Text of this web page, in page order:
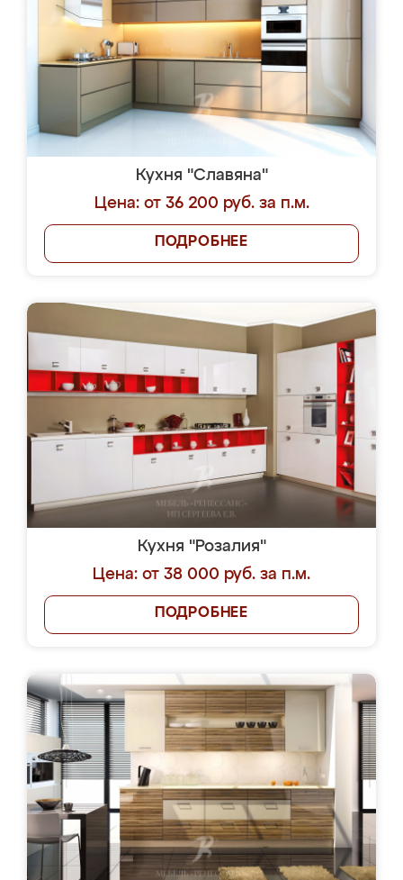
Кухня "Славяна"
Цена: от 36 200 руб. за п.м.
ПОДРОБНЕЕ
Кухня "Розалия"
Цена: от 38 000 руб. за п.м.
ПОДРОБНЕЕ